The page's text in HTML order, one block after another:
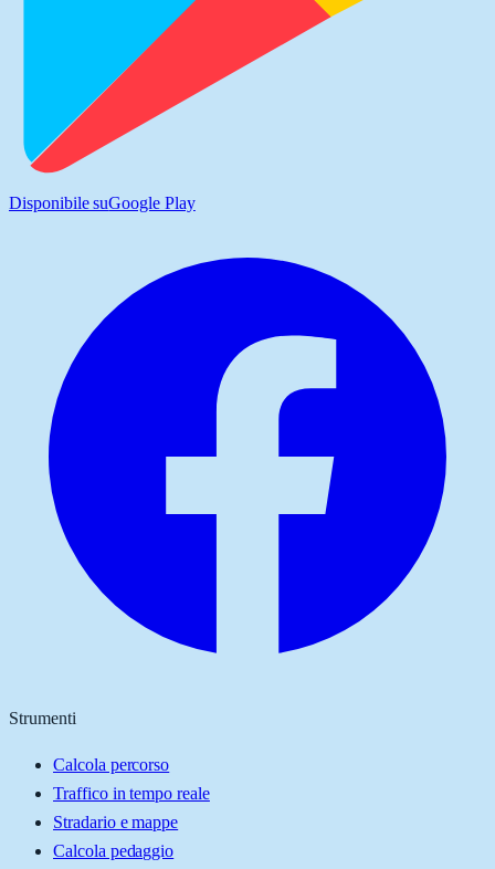
Disponibile suGoogle Play
Strumenti
Calcola percorso
Traffico in tempo reale
Stradario e mappe
Calcola pedaggio